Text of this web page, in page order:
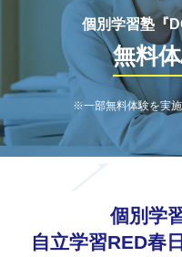
個別学習塾『
無料
※一部無料体験を実施
個別学
自立学習RED春